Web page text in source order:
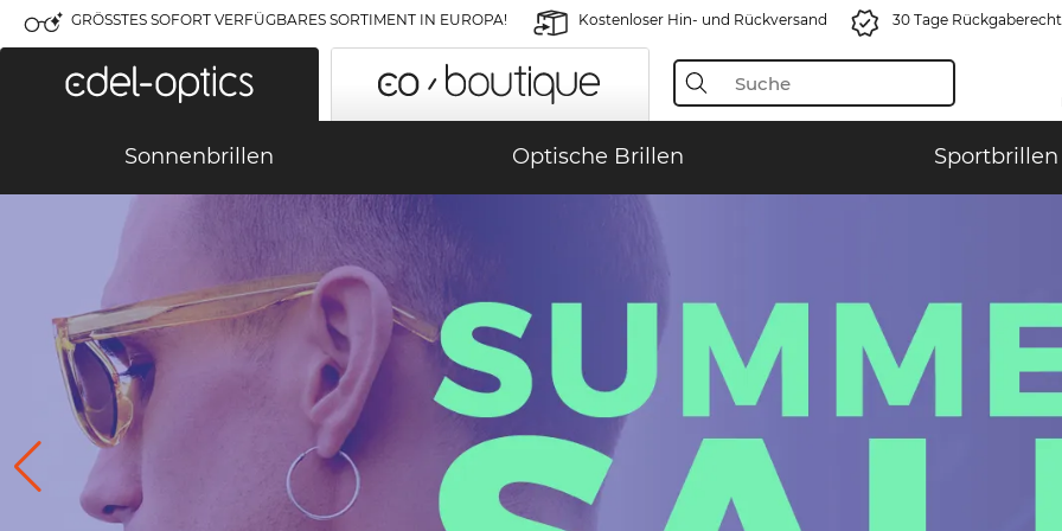
GRÖSSTES SOFORT VERFÜGBARES SORTIMENT IN EUROPA! Kostenloser Hin- und Rückversand 30 Tage Rückgaberecht
Sonnenbrillen Optische Brillen Sportbrillen